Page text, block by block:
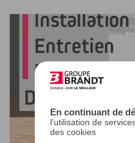
En continuant de
l'utilisation de
des cookies